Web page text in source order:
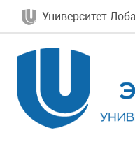
Университет